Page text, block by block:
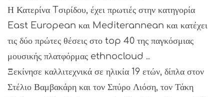
Η Κατερίνα Tσιρίδου, έχει πρωτιές στην κατηγορία
East European και Mediterannean και κατέχει
τις δύο πρώτες θέσεις στο top 40 της παγκόσμιας
μουσικής πλατφόρμας ethnocloud ..
Ξεκίνησε καλλιτεχνικά σε ηλικία 19 ετών, δίπλα στον
Στέλιο Βαμβακάρη και τον Σπύρο Λιόση, τον Τάκη